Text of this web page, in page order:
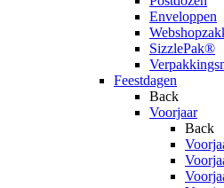
Enveloppen
SizzlePak®
Feestdagen
Back
Voorjaar
Back